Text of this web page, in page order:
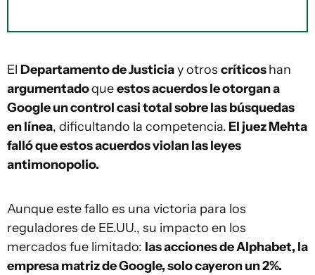
El Departamento de Justiciay otros críticoshan
argumentadoqueestos acuerdos le otorgan a
Google un control casi total sobre las búsquedas
en línea, dificultando la competencia. El juez Mehta
falló que estos acuerdos violan las leyes
antimonopolio.
Aunque este fallo es una victoria para los
reguladores de EE.UU., su impacto en los
mercados fue limitado: las acciones de Alphabet, la
empresa matriz de Google, solo cayeron un 2%.